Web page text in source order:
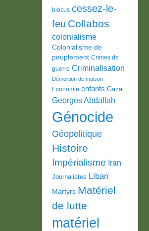
blocus cessez-le-
feu Collabos
colonialisme
Colonialisme de
peuplement Crimes de
guerre Criminalisation
Démolition de maison
Economie enfants Gaza
Georges Abdallah
Génocide
Géopolitique
Histoire
Impérialisme Iran
Journalistes Liban
Martyrs Matériel
de lutte
matériel